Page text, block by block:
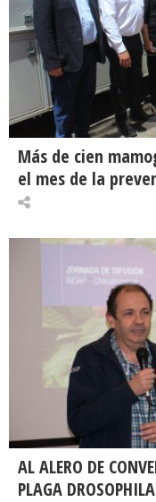
Más de cien
el mes de la
AL ALERO DE
PLAGA